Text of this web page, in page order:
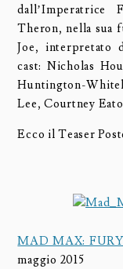
dall’Imperatrice
Theron, nella sua
Joe, interpretato
cast: Nicholas
Huntington-
Lee, Courtney
Ecco il Teaser
MAD MAX:
maggio 2015